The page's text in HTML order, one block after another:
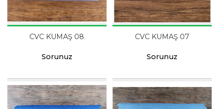
CVC KUMAŞ 08
Sorunuz
CVC KUMAŞ 07
Sorunuz